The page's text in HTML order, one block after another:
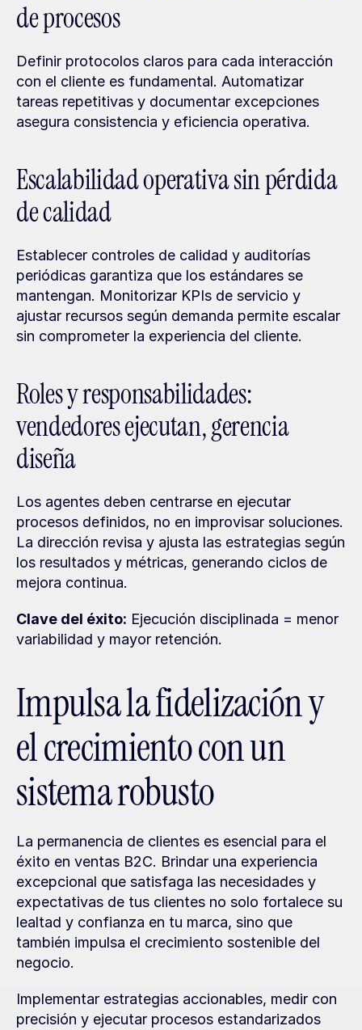
de procesos
Definir protocolos claros para cada interacción
con el cliente es fundamental. Automatizar
tareas repetitivas y documentar excepciones
asegura consistencia y eficiencia operativa.
Escalabilidad operativa sin pérdida
de calidad
Establecer controles de calidad y auditorías
periódicas garantiza que los estándares se
mantengan. Monitorizar KPIs de servicio y
ajustar recursos según demanda permite escalar
sin comprometer la experiencia del cliente.
Roles y responsabilidades:
vendedores ejecutan, gerencia
diseña
Los agentes deben centrarse en ejecutar
procesos definidos, no en improvisar soluciones.
La dirección revisa y ajusta las estrategias según
los resultados y métricas, generando ciclos de
mejora continua.
Clave del éxito: Ejecución disciplinada = menor
variabilidad y mayor retención.
Impulsa la fidelización y
el crecimiento con un
sistema robusto
La permanencia de clientes es esencial para el
éxito en ventas B2C. Brindar una experiencia
excepcional que satisfaga las necesidades y
expectativas de tus clientes no solo fortalece su
lealtad y confianza en tu marca, sino que
también impulsa el crecimiento sostenible del
negocio.
Implementar estrategias accionables, medir con
precisión y ejecutar procesos estandarizados